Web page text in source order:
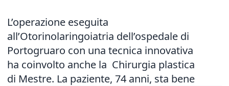
L’operazione eseguita
all’Otorinolaringoiatria dell’ospedale di
Portogruaro con una tecnica innovativa
ha coinvolto anche la Chirurgia plastica
di Mestre. La paziente, 74 anni, sta bene